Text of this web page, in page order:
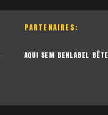
PARTENAIRES:
AQUI SEM BENLABEL BÊTE